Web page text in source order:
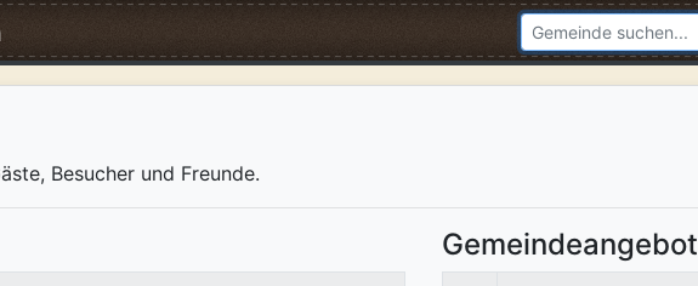
Besucher und Freunde.
Gemeindeangebot